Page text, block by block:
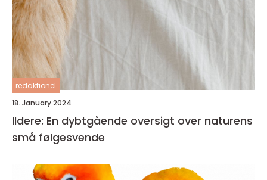
redaktionel
18. January 2024
Ildere: En dybtgående oversigt over naturens
små følgesvende